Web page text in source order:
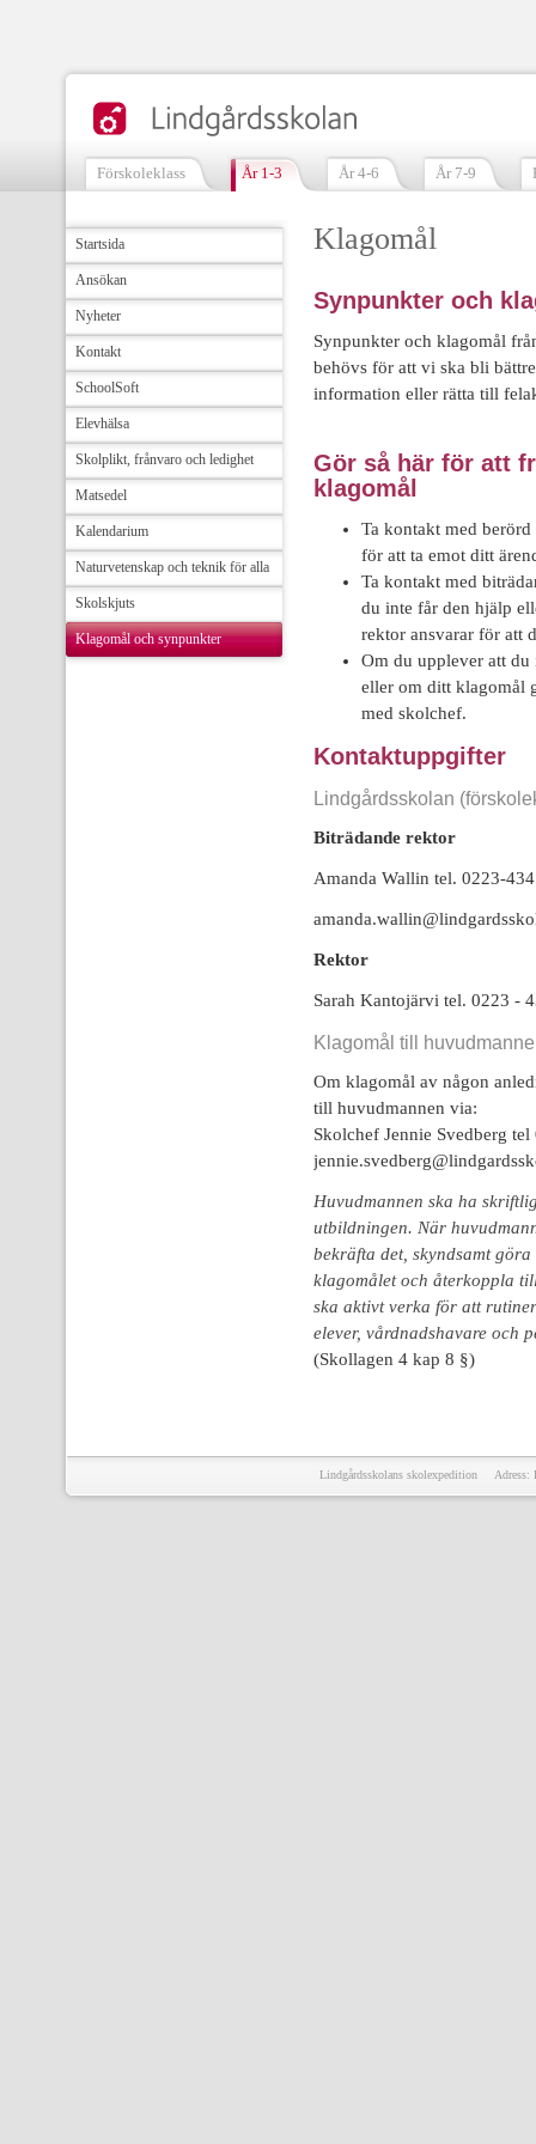
Förskoleklass År 1-3 År 4-6 År 7-9
Startsida
Ansökan
Nyheter
Kontakt
SchoolSoft
Elevhälsa
Skolplikt, frånvaro och ledighet
Matsedel
Kalendarium
Naturvetenskap och teknik för alla
Skolskjuts
Klagomål och synpunkter
Klagomål
Synpunkter och
Synpunkter och klagomål
behövs för att vi ska bli
information eller rätta till
Gör så här för att
klagomål
Ta kontakt med berörd
för att ta emot ditt
Ta kontakt med
du inte får den hjälp
rektor ansvarar för att
Om du upplever att
eller om ditt klagomål
med skolchef.
Kontaktuppgifter
Lindgårdsskolan
Biträdande rektor
Amanda Wallin tel. 0223-
Rektor
Sarah Kantojärvi tel. 0223 -
Klagomål till
Om klagomål av någon
till huvudmannen via:
Skolchef Jennie Svedberg
Huvudmannen ska ha
utbildningen. När
bekräfta det, skyndsamt
klagomålet och återkoppla
ska aktivt verka för att
elever, vårdnadshavare och
(Skollagen 4 kap 8 §)
Lindgårdsskolans skolexpedition Adress: